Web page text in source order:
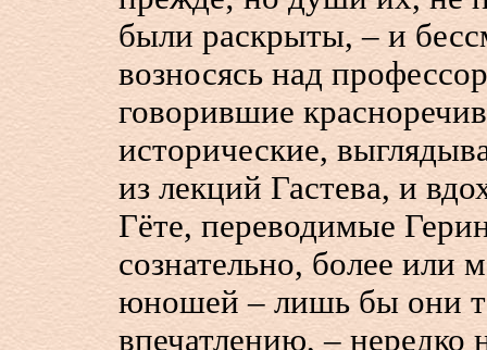
были раскрыты, – и
возносясь над
говорившие
исторические,
из лекций Гастева, и
Гёте, переводимые
сознательно, более или
юношей – лишь бы они
впечатлению, – нередко